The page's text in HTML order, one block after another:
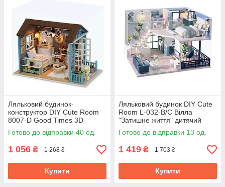
Ляльковий будинок-
конструктор DIY Cute Room
8007-D Good Times 3D
Румбокс
Готово до відправки 40 од.
1 056 ₴ 1 268 ₴
Купити
Ляльковий будинок DIY Cute
Room L-032-B/C Вілла
"Затишне життя" дитячий
конструктор для дівчаток
Готово до відправки 13 од.
1 419 ₴ 1 703 ₴
Купити